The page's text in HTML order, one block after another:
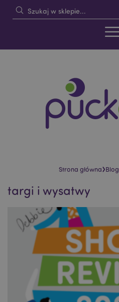
Strona główna›Blog
targi i wysatwy